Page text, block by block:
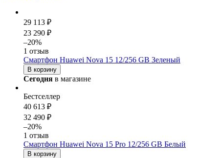
29 113 ₽
23 290 ₽
–20%
1 отзыв
Смартфон Huawei Nova 15 12/256 GB Зеленый
В корзину
Сегодня в магазине
Бестселлер
40 613 ₽
32 490 ₽
–20%
1 отзыв
Смартфон Huawei Nova 15 Pro 12/256 GB Белый
В корзину